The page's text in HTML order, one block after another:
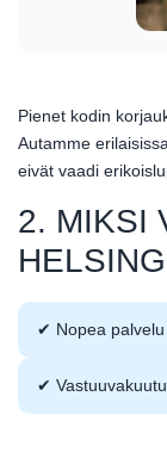
Pienet kodin
Autamme
eivät vaadi
2. MIKSI
✔ Nopea palvelu
✔